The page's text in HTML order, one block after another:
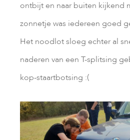
ontbijt en naar buiten kijkend
zonnetje was iedereen goed
Het noodlot sloeg echter al
naderen van een T-splitsing
kop-staartbotsing :(